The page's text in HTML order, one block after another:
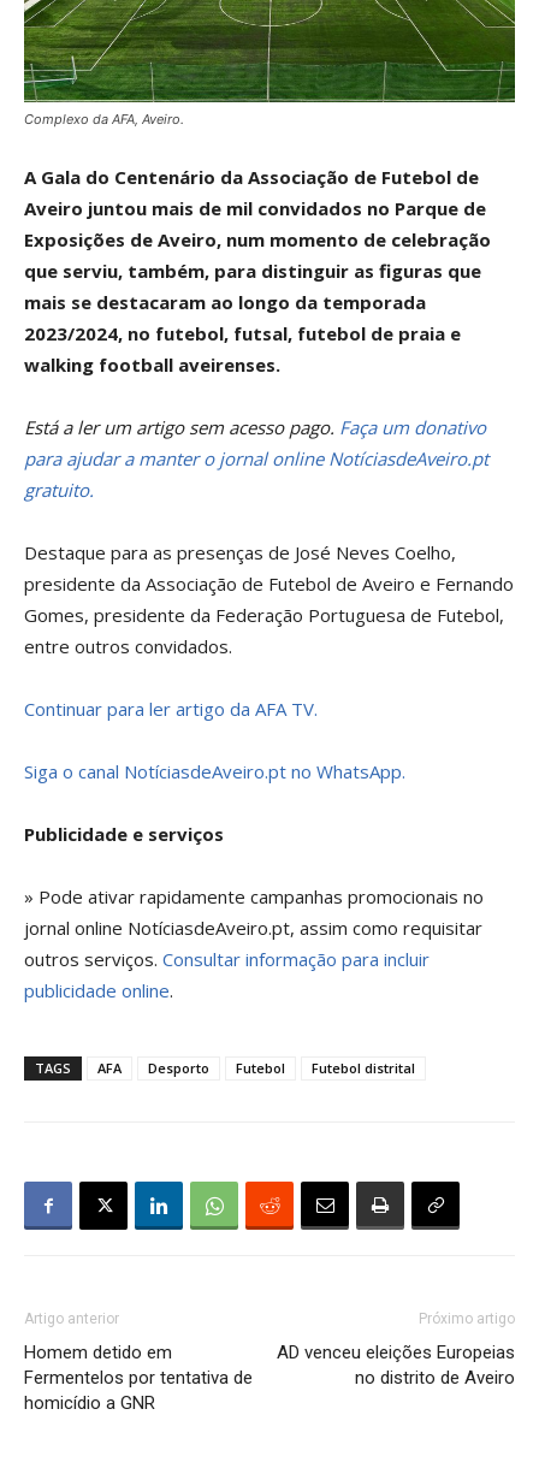
Complexo da AFA, Aveiro.
A Gala do Centenário da Associação de Futebol de
Aveiro juntou mais de mil convidados no Parque de
Exposições de Aveiro, num momento de celebração
que serviu, também, para distinguir as figuras que
mais se destacaram ao longo da temporada
2023/2024, no futebol, futsal, futebol de praia e
walking football aveirenses.
Está a ler um artigo sem acesso pago. Faça um donativo
para ajudar a manter o jornal online NotíciasdeAveiro.pt
gratuito.
Destaque para as presenças de José Neves Coelho,
presidente da Associação de Futebol de Aveiro e Fernando
Gomes, presidente da Federação Portuguesa de Futebol,
entre outros convidados.
Continuar para ler artigo da AFA TV.
Siga o canal NotíciasdeAveiro.pt no WhatsApp.
Publicidade e serviços
» Pode ativar rapidamente campanhas promocionais no
jornal online NotíciasdeAveiro.pt, assim como requisitar
outros serviços. Consultar informação para incluir
publicidade online.
TAGS AFA Desporto Futebol Futebol distrital
Artigo anterior
Homem detido em
Fermentelos por tentativa de
homicídio a GNR
Próximo artigo
AD venceu eleições Europeias
no distrito de Aveiro